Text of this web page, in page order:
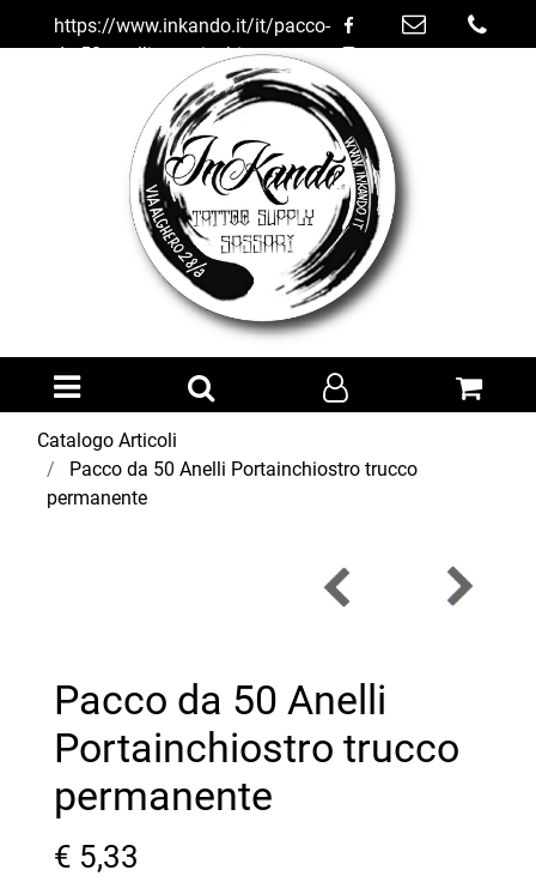
https://www.inkando.it/it/pacco-
da-50-anelli-portainchiostro-
trucco-permanente
Open menu
Catalogo Articoli
Pacco da 50 Anelli Portainchiostro trucco
permanente
Pacco da 50 Anelli
Portainchiostro trucco
permanente
€ 5,33